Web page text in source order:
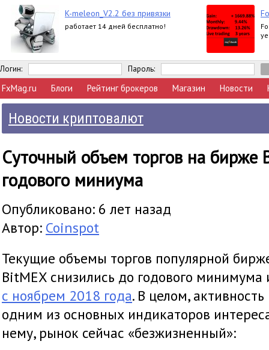
K-meleon_V2.2 без привязки
работает 14 дней бесплатно!
Логин: Пароль:
FxMag.ru Блоги Рейтинг брокеров Магазин Новости
Новости криптовалют
Суточный объем торгов на бирже
годового миниума
Опубликовано: 6 лет назад
Автор: Coinspot
Текущие объемы торгов популярной
BitMEX снизились до годового
с ноябрем 2018 года. В целом,
одним из основных индикаторов
нему, рынок сейчас «безжизненный»: